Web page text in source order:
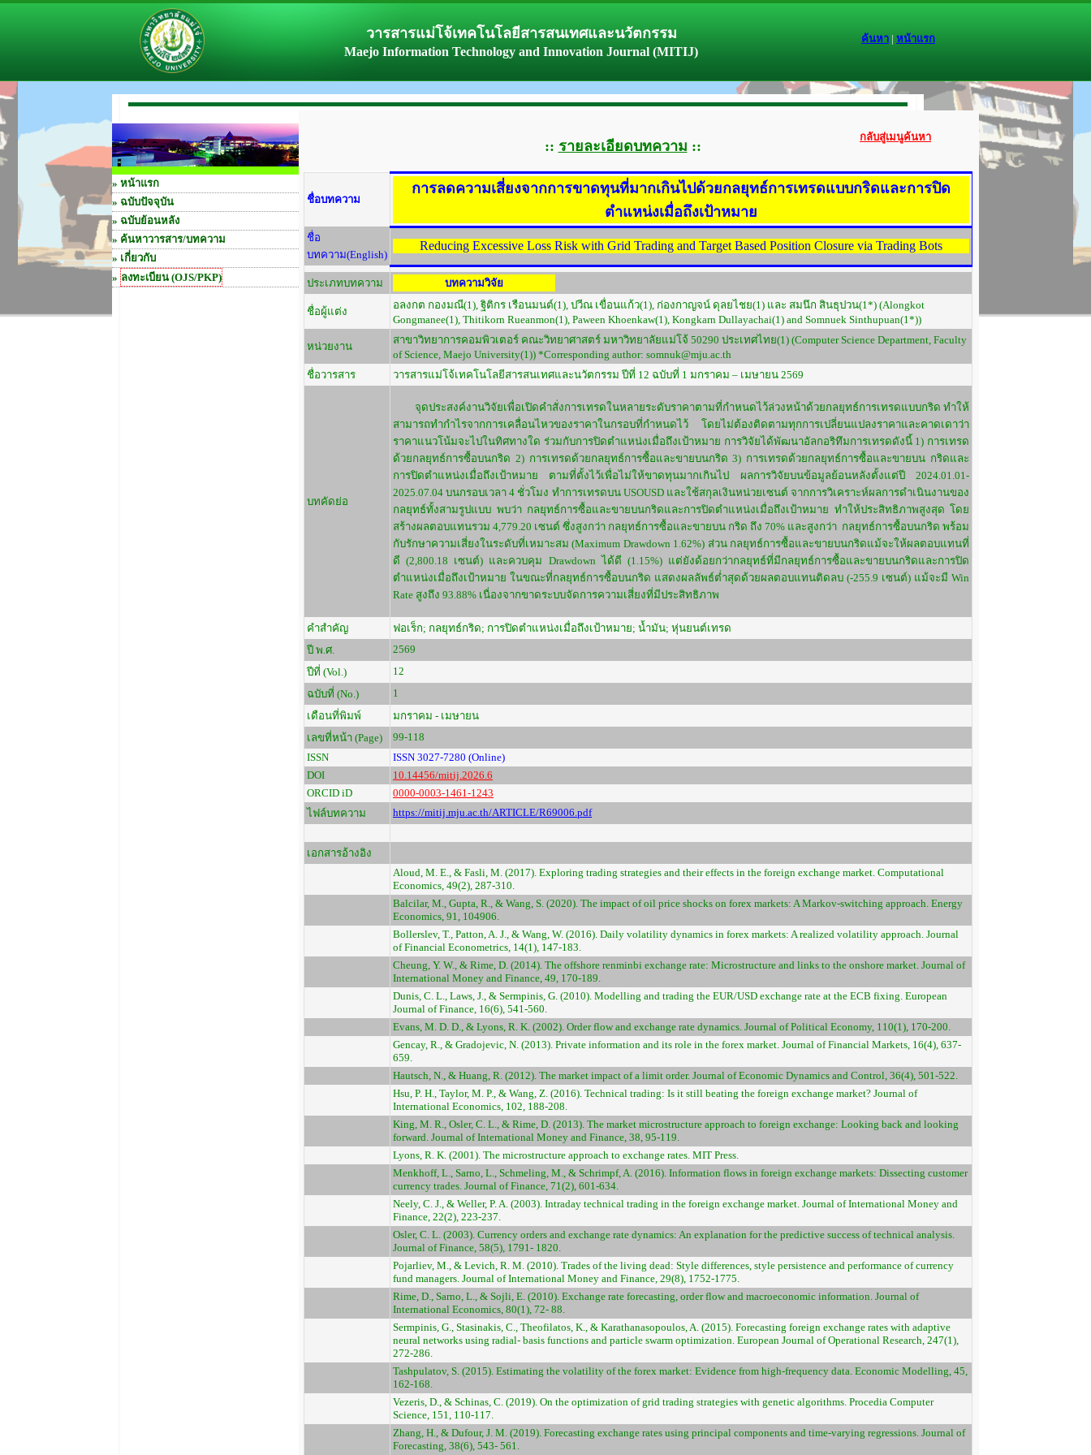
วารสารแม่โจ้เทคโนโลยีสารสนเทศและนวัตกรรม
Maejo Information Technology and Innovation Journal (MITIJ)
ค้นหา | หน้าแรก
» หน้าแรก
» ฉบับปัจจุบัน
» ฉบับย้อนหลัง
» ค้นหาวารสาร/บทความ
» เกี่ยวกับ
» ลงทะเบียน (OJS/PKP)
:: รายละเอียดบทความ ::
กลับสู่เมนูค้นหา
ชื่อบทความ
การลดความเสี่ยงจากการขาดทุนที่มากเกินไปด้วยกลยุทธ์การเทรดแบบกริดและการปิด
ตำแหน่งเมื่อถึงเป้าหมาย
ชื่อ
บทความ(English)
Reducing Excessive Loss Risk with Grid Trading and Target Based Position Closure via Trading Bots
ประเภทบทความ บทความวิจัย
ชื่อผู้แต่ง
อลงกต กองมณี(1), ฐิติกร เรือนมนต์(1), ปวีณ เขื่อนแก้ว(1), ก่องกาญจน์ ดุลยไชย(1) และ สมนึก สินธุปวน(1*) (Alongkot
Gongmanee(1), Thitikorn Rueanmon(1), Paween Khoenkaw(1), Kongkarn Dullayachai(1) and Somnuek Sinthupuan(1*))
หน่วยงาน
สาขาวิทยาการคอมพิวเตอร์ คณะวิทยาศาสตร์ มหาวิทยาลัยแม่โจ้ 50290 ประเทศไทย(1) (Computer Science Department, Faculty
of Science, Maejo University(1)) *Corresponding author: somnuk@mju.ac.th
ชื่อวารสาร
วารสารแม่โจ้เทคโนโลยีสารสนเทศและนวัตกรรม ปีที่ 12 ฉบับที่ 1 มกราคม – เมษายน 2569
บทคัดย่อ
จุดประสงค์งานวิจัยเพื่อเปิดคำสั่งการเทรดในหลายระดับราคาตามที่กำหนดไว้ล่วงหน้าด้วยกลยุทธ์การเทรดแบบกริด ทำให้
สามารถทำกำไรจากการเคลื่อนไหวของราคาในกรอบที่กำหนดไว้ โดยไม่ต้องติดตามทุกการเปลี่ยนแปลงราคาและคาดเดาว่า
ราคาแนวโน้มจะไปในทิศทางใด ร่วมกับการปิดตำแหน่งเมื่อถึงเป้าหมาย การวิจัยได้พัฒนาอัลกอริทึมการเทรดดังนี้ 1) การเทรด
ด้วยกลยุทธ์การซื้อบนกริด 2) การเทรดด้วยกลยุทธ์การซื้อและขายบนกริด 3) การเทรดด้วยกลยุทธ์การซื้อและขายบน กริดและ
การปิดตำแหน่งเมื่อถึงเป้าหมาย ตามที่ตั้งไว้เพื่อไม่ให้ขาดทุนมากเกินไป ผลการวิจัยบนข้อมูลย้อนหลังตั้งแต่ปี 2024.01.01-
2025.07.04 บนกรอบเวลา 4 ชั่วโมง ทำการเทรดบน USOUSD และใช้สกุลเงินหน่วยเซนต์ จากการวิเคราะห์ผลการดำเนินงานของ
กลยุทธ์ทั้งสามรูปแบบ พบว่า กลยุทธ์การซื้อและขายบนกริดและการปิดตำแหน่งเมื่อถึงเป้าหมาย ทำให้ประสิทธิภาพสูงสุด โดย
สร้างผลตอบแทนรวม 4,779.20 เซนต์ ซึ่งสูงกว่า กลยุทธ์การซื้อและขายบน กริด ถึง 70% และสูงกว่า กลยุทธ์การซื้อบนกริด พร้อม
กับรักษาความเสี่ยงในระดับที่เหมาะสม (Maximum Drawdown 1.62%) ส่วน กลยุทธ์การซื้อและขายบนกริดแม้จะให้ผลตอบแทนที่
ดี (2,800.18 เซนต์) และควบคุม Drawdown ได้ดี (1.15%) แต่ยังด้อยกว่ากลยุทธ์ที่มีกลยุทธ์การซื้อและขายบนกริดและการปิด
ตำแหน่งเมื่อถึงเป้าหมาย ในขณะที่กลยุทธ์การซื้อบนกริด แสดงผลลัพธ์ต่ำสุดด้วยผลตอบแทนติดลบ (-255.9 เซนต์) แม้จะมี Win
Rate สูงถึง 93.88% เนื่องจากขาดระบบจัดการความเสี่ยงที่มีประสิทธิภาพ
คำสำคัญ
ฟอเร็ก; กลยุทธ์กริด; การปิดตำแหน่งเมื่อถึงเป้าหมาย; น้ำมัน; หุ่นยนต์เทรด
ปี พ.ศ.
2569
ปีที่ (Vol.)
12
ฉบับที่ (No.)
1
เดือนที่พิมพ์
มกราคม - เมษายน
เลขที่หน้า (Page)
99-118
ISSN
ISSN 3027-7280 (Online)
DOI
10.14456/mitij.2026.6
ORCID iD
0000-0003-1461-1243
ไฟล์บทความ
https://mitij.mju.ac.th/ARTICLE/R69006.pdf
เอกสารอ้างอิง
Aloud, M. E., & Fasli, M. (2017). Exploring trading strategies and their effects in the foreign exchange market. Computational
Economics, 49(2), 287-310.
Balcilar, M., Gupta, R., & Wang, S. (2020). The impact of oil price shocks on forex markets: A Markov-switching approach. Energy
Economics, 91, 104906.
Bollerslev, T., Patton, A. J., & Wang, W. (2016). Daily volatility dynamics in forex markets: A realized volatility approach. Journal
of Financial Econometrics, 14(1), 147-183.
Cheung, Y. W., & Rime, D. (2014). The offshore renminbi exchange rate: Microstructure and links to the onshore market. Journal of
International Money and Finance, 49, 170-189.
Dunis, C. L., Laws, J., & Sermpinis, G. (2010). Modelling and trading the EUR/USD exchange rate at the ECB fixing. European
Journal of Finance, 16(6), 541-560.
Evans, M. D. D., & Lyons, R. K. (2002). Order flow and exchange rate dynamics. Journal of Political Economy, 110(1), 170-200.
Gencay, R., & Gradojevic, N. (2013). Private information and its role in the forex market. Journal of Financial Markets, 16(4), 637-
659.
Hautsch, N., & Huang, R. (2012). The market impact of a limit order. Journal of Economic Dynamics and Control, 36(4), 501-522.
Hsu, P. H., Taylor, M. P., & Wang, Z. (2016). Technical trading: Is it still beating the foreign exchange market? Journal of
International Economics, 102, 188-208.
King, M. R., Osler, C. L., & Rime, D. (2013). The market microstructure approach to foreign exchange: Looking back and looking
forward. Journal of International Money and Finance, 38, 95-119.
Lyons, R. K. (2001). The microstructure approach to exchange rates. MIT Press.
Menkhoff, L., Sarno, L., Schmeling, M., & Schrimpf, A. (2016). Information flows in foreign exchange markets: Dissecting customer
currency trades. Journal of Finance, 71(2), 601-634.
Neely, C. J., & Weller, P. A. (2003). Intraday technical trading in the foreign exchange market. Journal of International Money and
Finance, 22(2), 223-237.
Osler, C. L. (2003). Currency orders and exchange rate dynamics: An explanation for the predictive success of technical analysis.
Journal of Finance, 58(5), 1791- 1820.
Pojarliev, M., & Levich, R. M. (2010). Trades of the living dead: Style differences, style persistence and performance of currency
fund managers. Journal of International Money and Finance, 29(8), 1752-1775.
Rime, D., Sarno, L., & Sojli, E. (2010). Exchange rate forecasting, order flow and macroeconomic information. Journal of
International Economics, 80(1), 72- 88.
Sermpinis, G., Stasinakis, C., Theofilatos, K., & Karathanasopoulos, A. (2015). Forecasting foreign exchange rates with adaptive
neural networks using radial- basis functions and particle swarm optimization. European Journal of Operational Research, 247(1),
272-286.
Tashpulatov, S. (2015). Estimating the volatility of the forex market: Evidence from high-frequency data. Economic Modelling, 45,
162-168.
Vezeris, D., & Schinas, C. (2019). On the optimization of grid trading strategies with genetic algorithms. Procedia Computer
Science, 151, 110-117.
Zhang, H., & Dufour, J. M. (2019). Forecasting exchange rates using principal components and time-varying regressions. Journal of
Forecasting, 38(6), 543- 561.